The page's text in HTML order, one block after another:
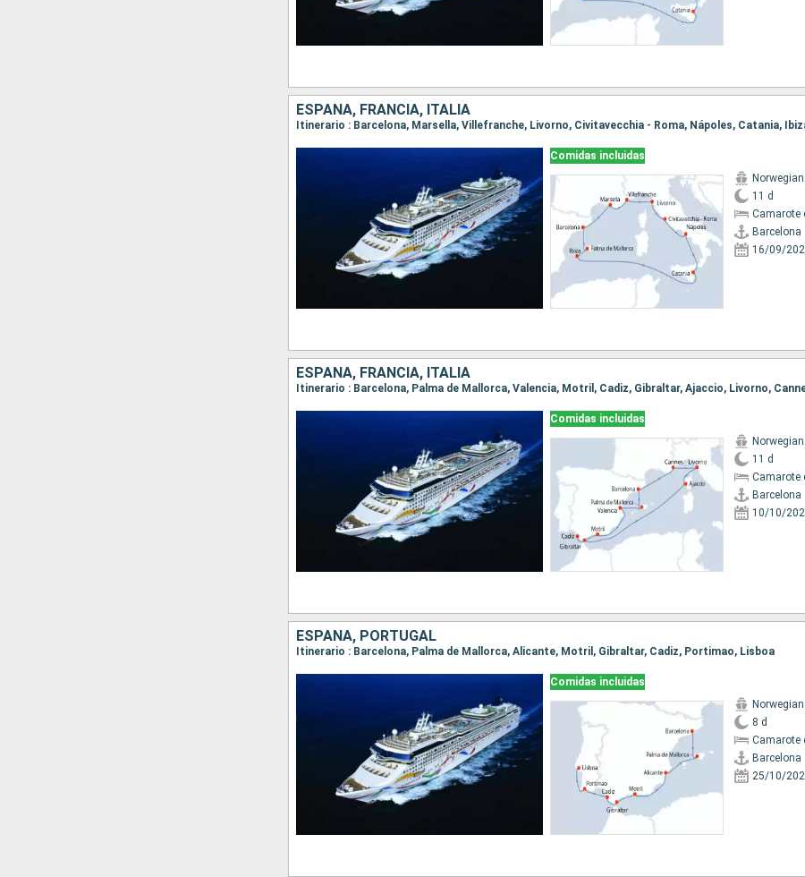
ESPAÑA, FRANCIA, ITALIA
Comidas incluidas
11 d
Camarote
Barcelona
16/09/
ESPAÑA, FRANCIA, ITALIA
Itinerario : Barcelona, Palma de Mallorca, Valencia, Motril, Cadiz, Gibraltar, Ajaccio, Livorno,
Comidas incluidas
11 d
Camarote
Barcelona
10/10/
ESPAÑA, PORTUGAL
Itinerario : Barcelona, Palma de Mallorca, Alicante, Motril, Gibraltar, Cadiz, Portimao, Lisboa
Comidas incluidas
8 d
Camarote
Barcelona
25/10/